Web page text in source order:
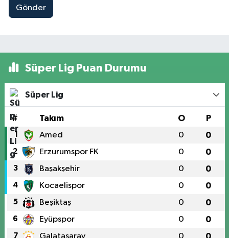
Gönder
Süper Lig Puan Durumu
Süper Lig
# Takım O P
1 Amed 0 0
2 Erzurumspor FK 0 0
3 Başakşehir 0 0
4 Kocaelispor 0 0
5 Beşiktaş 0 0
6 Eyüpspor 0 0
7 Galatasaray 0 0